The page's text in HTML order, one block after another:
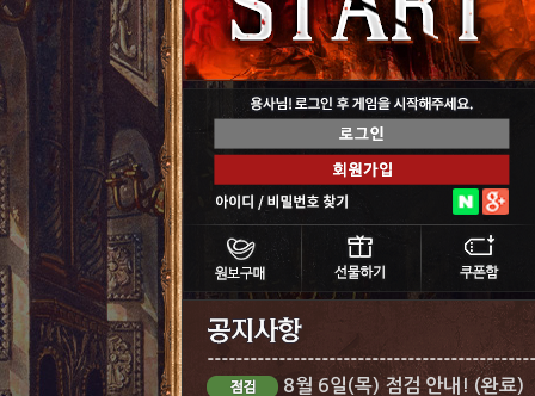
8월 6일(목) 점검 안내! (완료)